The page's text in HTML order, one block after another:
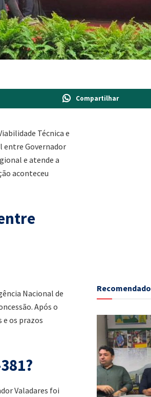
Compartilhar
Técnica e
entre Governador
e atende a
aconteceu
Nacional de
Após o
os prazos
Valadares foi
Recomendado